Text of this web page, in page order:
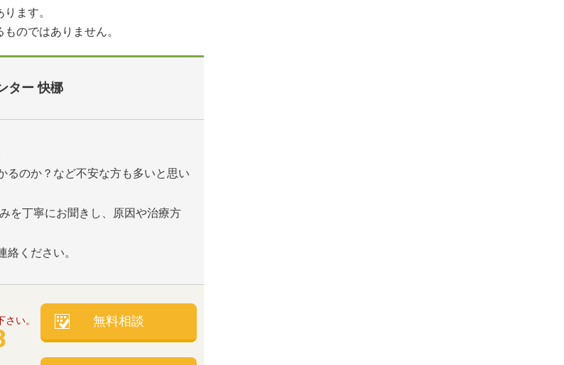
ます。
のではありません。
ター 快梛
るのか？など不安な方も多いと思い
を丁寧にお聞きし、原因や治療方
絡ください。
い。
無料相談